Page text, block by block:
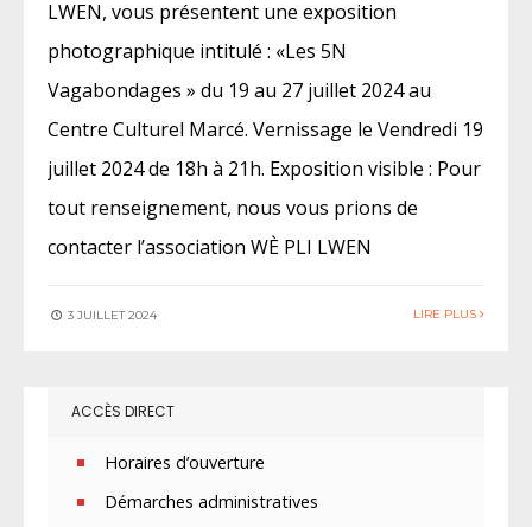
LWEN, vous présentent une exposition
photographique intitulé : «Les 5N
Vagabondages » du 19 au 27 juillet 2024 au
Centre Culturel Marcé. Vernissage le Vendredi 19
juillet 2024 de 18h à 21h. Exposition visible : Pour
tout renseignement, nous vous prions de
contacter l’association WÈ PLI LWEN
3 JUILLET 2024 LIRE PLUS
ACCÈS DIRECT
Horaires d’ouverture
Démarches administratives